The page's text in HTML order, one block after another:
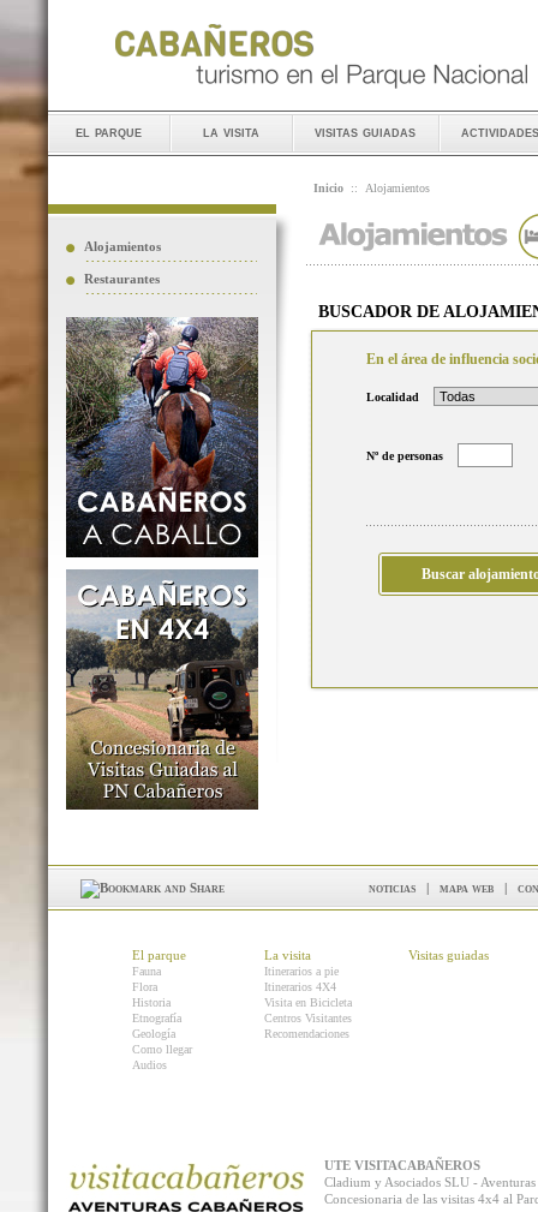
el parque la visita visitas guiadas actividades
Alojamientos
Restaurantes
Inicio :: Alojamientos
BUSCADOR DE
En el área de influencia
Localidad
Nº de personas
noticias | mapa web |
El parque
Fauna
Flora
Historia
Etnografía
Geología
Como llegar
Audios
La visita
Itinerarios a pie
Itinerarios 4X4
Visita en Bicicleta
Centros Visitantes
Recomendaciones
Visitas guiadas
UTE VISITACABAÑEROS
Cladium y Asociados SLU -
Concesionaria de las visitas 4x4 al